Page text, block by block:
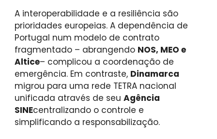
A interoperabilidade e a resiliência são
prioridades europeias. A dependência de
Portugal num modelo de contrato
fragmentado – abrangendo NOS, MEO e
Altice– complicou a coordenação de
emergência. Em contraste, Dinamarca
migrou para uma rede TETRA nacional
unificada através de seu Agência
SINEcentralizando o controle e
simplificando a responsabilização.